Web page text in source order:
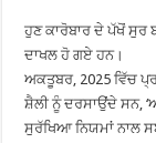
ਹੁਣ ਕਾਰੋਬਾਰ ਦੇ ਪੱਖੋਂ ਸੁਰ
ਦਾਖਲ ਹੋ ਗਏ ਹਨ।
ਅਕਤੂਬਰ, 2025 ਵਿੱਚ
ਸ਼ੈਲੀ ਨੂੰ ਦਰਸਾਉਂਦੇ ਸਨ,
ਸੁਰੱਖਿਆ ਨਿਯਮਾਂ ਨਾਲ